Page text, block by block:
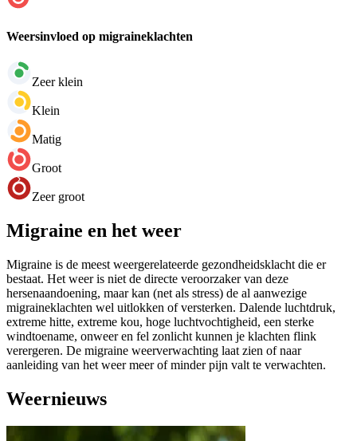
Weersinvloed op migraineklachten
Zeer klein
Klein
Matig
Groot
Zeer groot
Migraine en het weer
Migraine is de meest weergerelateerde gezondheidsklacht die er
bestaat. Het weer is niet de directe veroorzaker van deze
hersenaandoening, maar kan (net als stress) de al aanwezige
migraineklachten wel uitlokken of versterken. Dalende luchtdruk,
extreme hitte, extreme kou, hoge luchtvochtigheid, een sterke
windtoename, onweer en fel zonlicht kunnen je klachten flink
verergeren. De migraine weerverwachting laat zien of naar
aanleiding van het weer meer of minder pijn valt te verwachten.
Weernieuws